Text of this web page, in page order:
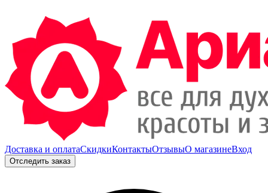
Доставка и оплатаСкидкиКонтактыОтзывыО магазинеВход
Отследить заказ